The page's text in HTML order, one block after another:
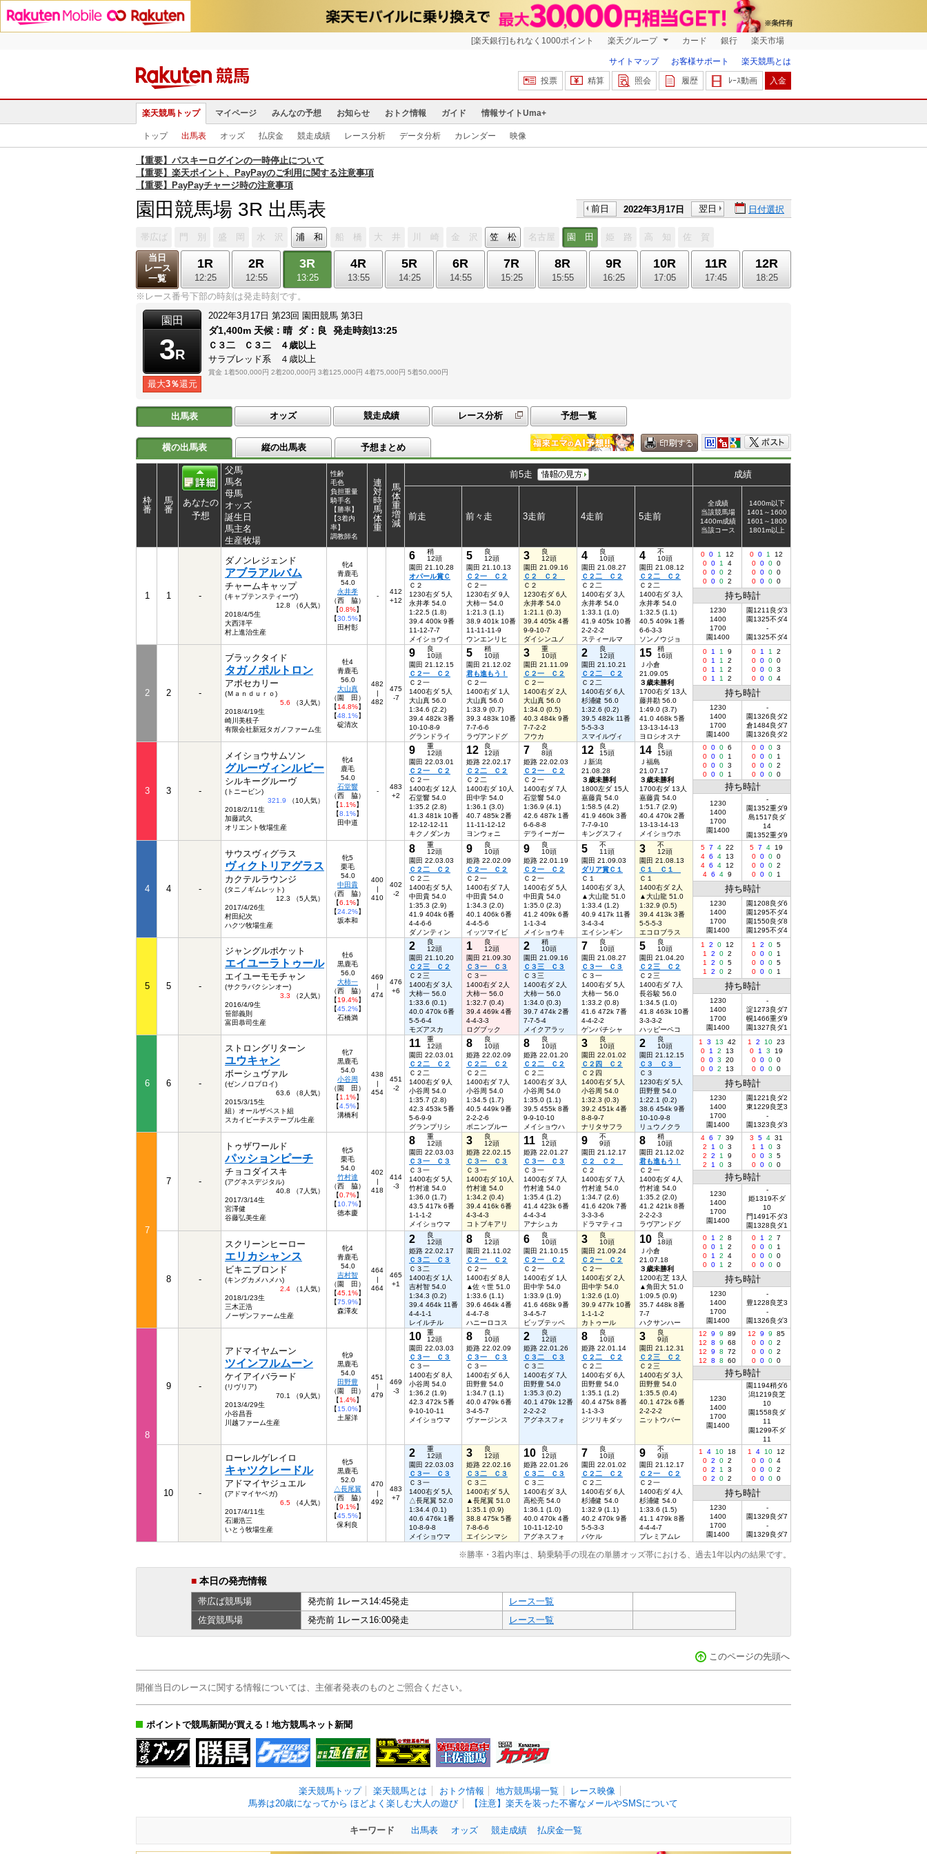
[楽天銀行]もれなく1000ポイント 楽天グループ カード 銀行 楽天市場
サイトマップ お客様サポート
楽天競馬とは
投票
精算 照会 履歴 ﾚｰｽ動画 入金
楽天競馬トップ マイページ みんなの予想 お知らせ おトク情報 ガイド 情報サイトUma+
トップ 出馬表 オッズ 払戻金 競走成績 レース分析 データ分析 カレンダー 映像
【重要】パスキーログインの一時停止について
【重要】楽天ポイント、PayPayのご利用に関する注意事項
【重要】PayPayチャージ時の注意事項
園田競馬場 3R 出馬表 前日 2022年3月17日 翌日 日付選択
帯広ば 門 別 盛 岡 水 沢 浦 和 船 橋 大 井 川 崎 金 沢 笠 松 名古屋 園 田 姫 路 高 知
佐 賀
当日
レース
一覧
1R
12:25
2R
12:55
3R
13:25
4R
13:55
5R
14:25
6R
14:55
7R
15:25
8R
15:55
9R
16:25
10R
17:05
11R
17:45
12R
18:25
※レース番号下部の時刻は発走時刻です。
園田
3R
最大3％還元
2022年3月17日 第23回 園田競馬 第3日
ダ1,400m 天候： 晴 ダ： 良 発走時刻13:25
Ｃ３二 Ｃ３二 ４歳以上
サラブレッド系 ４歳以上
賞金 1着500,000円 2着200,000円 3着125,000円 4着75,000円 5着50,000円
出馬表 オッズ 競走成績 レース分析 予想一覧
横の出馬表 縦の出馬表 予想まとめ
枠
番
馬
番
あなたの
予想
父馬
馬名
母馬
オッズ
誕生日
馬主名
生産牧場
性齢
毛色
負担重量
騎手名
【勝率】
【3着内
率】
調教師名
連
対
時
馬
体
重
馬
体
重
増
減
前5走 成績
前走 前々走 3走前 4走前 5走前
全成績
当該競馬場
1400m成績
当該コース
1400m以下
1401～1600
1601～1800
1801m以上
1 1 -
ダノンレジェンド
アブラアルバム
チャームキャップ
(キャプテンスティーヴ)
12.8 （6人気）
2018/4/5生
大西洋平
村上進治生産
牝4
青鹿毛
54.0
永井孝
（西 脇）
【0.8%】
【30.5%】
田村彰
-
412
+12
6
稍
12頭
園田 21.10.28
オパール賞Ｃ
Ｃ２
1230右ダ 5人
永井孝 54.0
1:22.5 (1.8)
39.4 400k 9番
11-12-7-7
メイショウイ
5
良
12頭
園田 21.10.13
Ｃ２一 Ｃ２
Ｃ２一
1230右ダ 9人
大柿一 54.0
1:21.3 (1.1)
38.9 401k 10番
11-11-11-9
ウンエンリヒ
3
良
12頭
園田 21.09.16
Ｃ２ Ｃ２
Ｃ２
1230右ダ 6人
永井孝 54.0
1:21.1 (0.3)
39.4 405k 4番
9-9-10-7
ダイシンユノ
4
良
10頭
園田 21.08.27
Ｃ２二 Ｃ２
Ｃ２二
1400右ダ 3人
永井孝 54.0
1:33.1 (1.0)
41.9 405k 10番
2-2-2-2
スティールマ
4
不
10頭
園田 21.08.12
Ｃ２二 Ｃ２
Ｃ２二
1400右ダ 3人
永井孝 54.0
1:32.5 (1.1)
40.5 409k 1番
6-6-3-3
ソンノウジョ
0 0 1
12
0 0 1
4
0 0 0 2
0 0 0 2
0 0 1
12
0 0 0 0
0 0 0 0
0 0 0 0
持ち時計
1230
1400
1700
園1400
園1211良ダ3
園1325不ダ4
-
園1325不ダ4
2 2 -
ブラックタイド
タガノポルトロン
アポセカリー
(Ｍａｎｄｕｒｏ)
5.6 （3人気）
2018/4/19生
崎川美枝子
有限会社新冠タガノファーム生
牡4
青鹿毛
56.0
大山真
（園 田）
【14.8%】
【48.1%】
碇清次
482
|
482
475
-7
9
良
10頭
園田 21.12.15
Ｃ２一 Ｃ２
Ｃ２一
1400右ダ 5人
大山真 56.0
1:34.6 (2.2)
39.4 482k 3番
10-10-8-9
グランドライ
5
稍
10頭
園田 21.12.02
君も進もう！
Ｃ２一
1400右ダ 1人
大山真 56.0
1:33.9 (0.7)
39.3 483k 10番
7-7-6-6
ラヴアンドグ
3
重
10頭
園田 21.11.09
Ｃ２一 Ｃ２
Ｃ２一
1400右ダ 2人
大山真 56.0
1:34.0 (0.5)
40.3 484k 9番
7-7-2-2
フウカ
2
良
12頭
園田 21.10.21
Ｃ２二 Ｃ２
Ｃ２二
1400右ダ 6人
杉浦健 56.0
1:32.6 (0.2)
39.5 482k 11番
5-5-3-3
スマイルヴィ
15
稍
16頭
Ｊ小倉
21.09.05
３歳未勝利
1700右ダ 13人
藤井勘 56.0
1:49.0 (3.7)
41.0 468k 5番
13-13-14-13
ヨロシオスナ
0 1 1
9
0
1 1
2
0
1 1
2
0
1 1 2
0 1 1
2
0 0 0 0
0 0 0 3
0 0 0 4
持ち時計
1230
1400
1700
園1400
-
園1326良ダ2
倉1484良ダ7
園1326良ダ2
3 3 -
メイショウサムソン
グルーヴィンルビー
シルキーグルーヴ
(トニービン)
321.9 （10人気）
2018/2/11生
加藤武久
オリエント牧場生産
牝4
鹿毛
54.0
石堂響
（西 脇）
【1.1%】
【8.1%】
田中道
-
483
+2
9
重
12頭
園田 22.03.01
Ｃ２一 Ｃ２
Ｃ２一
1400右ダ 12人
石堂響 54.0
1:35.2 (2.8)
41.3 481k 10番
12-12-12-11
キクノダンカ
12
良
12頭
姫路 22.02.17
Ｃ２二 Ｃ２
Ｃ２二
1400右ダ 10人
田中学 54.0
1:36.1 (3.0)
40.7 485k 2番
11-11-12-12
ヨンウォニ
7
良
8頭
姫路 22.02.03
Ｃ２一 Ｃ２
Ｃ２一
1400右ダ 7人
石堂響 54.0
1:36.9 (4.1)
42.6 487k 1番
6-6-8-8
デライーガー
12
良
15頭
Ｊ新潟
21.08.28
３歳未勝利
1800左ダ 15人
嘉藤貴 54.0
1:58.5 (4.2)
41.9 460k 3番
7-7-9-10
キングスフィ
14
良
15頭
Ｊ福島
21.07.17
３歳未勝利
1700右ダ 13人
嘉藤貴 54.0
1:51.7 (2.9)
40.4 470k 2番
13-13-14-13
メイショウホ
0 0 0 6
0 0 0
1
0 0 0 3
0 0 0 1
0 0 0 3
0 0 0
1
0 0 0 2
0 0 0 0
持ち時計
1230
1400
1700
園1400
-
園1352重ダ9
島1517良ダ
14
園1352重ダ9
4 4 -
サウスヴィグラス
ヴィクトリアグラス
カクテルラウンジ
(タニノギムレット)
12.3 （5人気）
2017/4/26生
村田紀次
ハクツ牧場生産
牝5
栗毛
54.0
中田貴
（西 脇）
【6.1%】
【24.2%】
坂本和
400
|
410
402
-2
8
重
12頭
園田 22.03.03
Ｃ２二 Ｃ２
Ｃ２二
1400右ダ 5人
中田貴 54.0
1:35.3 (2.9)
41.9 404k 6番
4-4-6-6
ダノンティン
9
良
10頭
姫路 22.02.09
Ｃ２一 Ｃ２
Ｃ２一
1400右ダ 7人
中田貴 54.0
1:34.3 (2.0)
40.1 406k 6番
4-4-5-6
イッツマイビ
9
良
10頭
姫路 22.01.19
Ｃ２一 Ｃ２
Ｃ２一
1400右ダ 5人
中田貴 54.0
1:35.0 (2.3)
41.2 409k 6番
1-1-3-4
メイショウキ
5
不
11頭
園田 21.09.03
ダリア賞Ｃ１
Ｃ１
1400右ダ 3人
▲大山龍 51.0
1:33.4 (1.2)
40.9 417k 11番
3-4-3-4
エイシンギン
3
不
12頭
園田 21.08.13
Ｃ１ Ｃ１
Ｃ１
1400右ダ 2人
▲大山龍 51.0
1:32.9 (0.5)
39.4 413k 3番
5-5-5-3
エコロブラス
5 7 4 22
4 6 4
13
4 6 4
12
4 6 4 9
5 7 4
19
0 0 0 0
0 0 0 2
0 0 0 1
持ち時計
1230
1400
1700
園1400
園1208良ダ6
園1295不ダ4
園1550良ダ8
園1295不ダ4
5 5 -
ジャングルポケット
エイユーラトゥール
エイユーモモチャン
(サクラバクシンオー)
3.3 （2人気）
2016/4/9生
笹部義則
富田恭司生産
牡6
黒鹿毛
56.0
大柿一
（西 脇）
【19.4%】
【45.2%】
石橋満
469
|
474
476
+6
2
良
12頭
園田 21.10.20
Ｃ２三 Ｃ２
Ｃ２三
1400右ダ 3人
大柿一 56.0
1:33.6 (0.1)
40.0 470k 6番
5-5-6-4
モズアスカ
1
良
12頭
園田 21.09.30
Ｃ３一 Ｃ３
Ｃ３一
1400右ダ 2人
大柿一 56.0
1:32.7 (0.4)
39.4 469k 4番
4-4-3-3
ログブック
2
稍
10頭
園田 21.09.16
Ｃ３三 Ｃ３
Ｃ３三
1400右ダ 2人
大柿一 56.0
1:34.0 (0.3)
39.7 474k 2番
7-7-5-4
メイクアラッ
7
良
10頭
園田 21.08.27
Ｃ３一 Ｃ３
Ｃ３一
1400右ダ 5人
大柿一 56.0
1:33.2 (0.8)
41.6 472k 7番
4-4-2-2
ゲンパチシャ
5
良
10頭
園田 21.04.20
Ｃ２三 Ｃ２
Ｃ２三
1400右ダ 7人
長谷駿 56.0
1:34.5 (1.0)
41.8 463k 10番
3-3-3-2
ハッピーペコ
1 2 0
12
1
2 0 2
1
2 0 5
1
2 0 2
1 2 0 5
0 0 0
1
0 0 0 5
0 0 0 1
持ち時計
1230
1400
1700
園1400
-
淀1273良ダ7
幌1466重ダ9
園1327良ダ1
6 6 -
ストロングリターン
ユウキャン
ボーシュヴァル
(ゼンノロブロイ)
63.6 （8人気）
2015/3/15生
組）オールザベスト組
スカイビーチステーブル生産
牝7
黒鹿毛
54.0
小谷周
（園 田）
【1.1%】
【4.5%】
溝橋利
438
|
454
451
-2
11
重
12頭
園田 22.03.01
Ｃ２二 Ｃ２
Ｃ２二
1400右ダ 9人
小谷周 54.0
1:35.7 (2.8)
42.3 453k 5番
5-6-9-9
グランプリシ
8
良
10頭
姫路 22.02.09
Ｃ２二 Ｃ２
Ｃ２二
1400右ダ 7人
小谷周 54.0
1:34.5 (1.7)
40.5 449k 9番
2-2-2-6
ボニンブルー
8
良
10頭
姫路 22.01.20
Ｃ２二 Ｃ２
Ｃ２二
1400右ダ 3人
小谷周 54.0
1:35.0 (1.1)
39.5 455k 8番
9-9-10-10
メイショウハ
3
良
10頭
園田 22.01.02
Ｃ２四 Ｃ２
Ｃ２四
1400右ダ 5人
小谷周 54.0
1:32.3 (0.3)
39.2 451k 4番
8-8-9-7
ナリタサフラ
2
良
10頭
園田 21.12.15
Ｃ３ Ｃ３
Ｃ３
1230右ダ 5人
田野豊 54.0
1:22.1 (0.2)
38.6 454k 9番
10-10-9-8
リュウノクラ
1 3 13
42
0
1 2
13
0 0 3
20
0 0 2 13
1 2 10 23
0
1 3
19
0 0 0 0
0 0 0 0
持ち時計
1230
1400
1700
園1400
園1221良ダ2
東1229良芝3
-
園1323良ダ3
7
7 -
トゥザワールド
パッションピーチ
チョコダイスキ
(アグネスデジタル)
40.8 （7人気）
2017/3/14生
宮澤健
谷藤弘美生産
牝5
栗毛
54.0
竹村達
（西 脇）
【0.7%】
【10.7%】
徳本慶
402
|
418
414
-3
8
重
12頭
園田 22.03.03
Ｃ３一 Ｃ３
Ｃ３一
1400右ダ 5人
竹村達 54.0
1:36.0 (1.7)
43.5 417k 6番
1-1-1-2
メイショウマ
3
良
12頭
姫路 22.02.15
Ｃ３一 Ｃ３
Ｃ３一
1400右ダ 10人
竹村達 54.0
1:34.2 (0.4)
39.4 416k 6番
4-3-4-3
コトブキアリ
11
良
12頭
姫路 22.01.27
Ｃ３一 Ｃ３
Ｃ３一
1400右ダ 7人
竹村達 54.0
1:35.4 (1.2)
41.4 423k 6番
4-4-3-4
アナシュカ
9
不
9頭
園田 21.12.17
Ｃ２ Ｃ２
Ｃ２
1400右ダ 7人
竹村達 54.0
1:34.7 (2.6)
41.6 420k 7番
3-3-3-6
ドラマティコ
8
稍
10頭
園田 21.12.02
君も進もう！
Ｃ２一
1400右ダ 4人
竹村達 54.0
1:35.2 (2.0)
41.2 421k 8番
2-2-2-3
ラヴアンドグ
4 6 7
39
2
1 0 3
2
2 1
9
2
1 0 3
3 5 4 31
1
1 0 3
0 0 3
5
0 0 0 0
持ち時計
1230
1400
1700
園1400
-
姫1319不ダ
10
門1491不ダ3
園1328良ダ1
8 -
スクリーンヒーロー
エリカシャンス
ビキニブロンド
(キングカメハメハ)
2.4 （1人気）
2018/1/23生
三木正浩
ノーザンファーム生産
牝4
青鹿毛
54.0
吉村智
（園 田）
【45.1%】
【75.9%】
森澤友
464
|
464
465
+1
2
良
12頭
姫路 22.02.17
Ｃ３二 Ｃ３
Ｃ３二
1400右ダ 1人
吉村智 54.0
1:34.3 (0.2)
39.4 464k 11番
4-4-1-1
レイルチル
8
良
12頭
園田 21.11.02
Ｃ２一 Ｃ２
Ｃ２一
1400右ダ 8人
▲佐々世 51.0
1:33.6 (1.1)
39.6 464k 4番
4-4-7-8
ハニーロコス
6
良
10頭
園田 21.10.15
Ｃ２一 Ｃ２
Ｃ２一
1400右ダ 1人
田中学 54.0
1:33.9 (1.9)
41.6 468k 9番
3-4-5-7
ビップテッペ
3
良
10頭
園田 21.09.24
Ｃ２一 Ｃ２
Ｃ２一
1400右ダ 2人
田中学 54.0
1:32.6 (1.0)
39.9 477k 10番
1-1-1-2
カトゥール
10
良
18頭
Ｊ小倉
21.07.18
３歳未勝利
1200右芝 13人
▲角田大 51.0
1:09.5 (0.9)
35.7 448k 8番
7-7
ハクサンハー
0 1 2
8
0 0 1
2
0
1 2
4
0 0 1 2
0 1 2
7
0 0 0
1
0 0 0 0
0 0 0 0
持ち時計
1230
1400
1700
園1400
-
豊1228良芝3
-
園1326良ダ3
8
9 -
アドマイヤムーン
ツインフルムーン
ケイアイバラード
(リヴリア)
70.1 （9人気）
2013/4/29生
小谷昌吾
川越ファーム生産
牝9
黒鹿毛
54.0
田野豊
（園 田）
【1.4%】
【15.0%】
土屋洋
451
|
479
469
-3
10
重
12頭
園田 22.03.03
Ｃ３一 Ｃ３
Ｃ３一
1400右ダ 8人
小谷周 54.0
1:36.2 (1.9)
42.3 472k 5番
9-10-10-11
メイショウマ
8
良
10頭
姫路 22.02.09
Ｃ３一 Ｃ３
Ｃ３一
1400右ダ 6人
田野豊 54.0
1:34.7 (1.1)
40.0 479k 6番
3-4-5-7
ヴァージンス
2
良
12頭
姫路 22.01.26
Ｃ３二 Ｃ３
Ｃ３二
1400右ダ 7人
田野豊 54.0
1:35.3 (0.2)
40.1 479k 12番
2-2-2-2
アグネスフォ
8
良
10頭
姫路 22.01.14
Ｃ２二 Ｃ２
Ｃ２二
1400右ダ 6人
田野豊 54.0
1:35.1 (1.2)
40.4 475k 8番
1-1-3-3
ジツリキダッ
3
良
9頭
園田 21.12.31
Ｃ２三 Ｃ２
Ｃ２三
1400右ダ 3人
田野豊 54.0
1:35.5 (0.4)
40.1 472k 6番
2-2-2-2
ニットウバー
12 9 9
89
12
8 9
68
12
9 8
72
12
8 8 60
12 9 9
85
0 0 0 2
0 0 0 2
0 0 0 0
持ち時計
1230
1400
1700
園1400
園1194稍ダ6
潟1219良芝
10
園1558良ダ
11
園1299不ダ
11
10 -
ローレルゲレイロ
キャツクレードル
アドマイヤジュエル
(アドマイヤベガ)
6.5 （4人気）
2017/4/11生
石瀬浩三
いとう牧場生産
牝5
黒鹿毛
52.0
△長尾翼
（西 脇）
【9.1%】
【45.5%】
保利良
470
|
492
483
+7
2
重
12頭
園田 22.03.03
Ｃ３一 Ｃ３
Ｃ３一
1400右ダ 5人
△長尾翼 52.0
1:34.4 (0.1)
40.6 476k 1番
10-8-9-8
メイショウマ
3
良
12頭
姫路 22.02.16
Ｃ３二 Ｃ３
Ｃ３二
1400右ダ 5人
▲長尾翼 51.0
1:35.1 (0.9)
38.8 475k 5番
7-8-6-6
エイシンマシ
10
良
12頭
姫路 22.01.26
Ｃ３二 Ｃ３
Ｃ３二
1400右ダ 3人
高松亮 54.0
1:36.1 (1.0)
40.0 470k 4番
10-11-12-10
アグネスフォ
7
良
10頭
園田 22.01.02
Ｃ２二 Ｃ２
Ｃ２二
1400右ダ 6人
杉浦健 54.0
1:32.9 (1.1)
40.2 470k 9番
5-5-3-3
バケル
9
不
9頭
園田 21.12.17
Ｃ２一 Ｃ２
Ｃ２一
1400右ダ 4人
杉浦健 54.0
1:33.6 (1.5)
41.1 479k 8番
4-4-4-7
プレミアムレ
1 4 10
18
0 2 0 2
0 2 1
3
0 2 0 2
1 4 10
12
0 0 0 4
0 0 0 2
0 0 0 0
持ち時計
1230
1400
1700
園1400
-
園1329良ダ7
-
園1329良ダ7
※勝率・3着内率は、騎乗騎手の現在の単勝オッズ帯における、過去1年以内の結果です。
■ 本日の発売情報
帯広ば競馬場 発売前 1レース14:45発走
レース一覧
佐賀競馬場 発売前 1レース16:00発走 レース一覧
このページの先頭へ
開催当日のレースに関する情報については、主催者発表のものとご照合ください。
ポイントで競馬新聞が買える！地方競馬ネット新聞
楽天競馬トップ 楽天競馬とは おトク情報 地方競馬場一覧
レース映像
馬券は20歳になってから ほどよく楽しむ大人の遊び
【注意】楽天を装った不審なメールやSMSについて
キーワード 出馬表 オッズ 競走成績 払戻金一覧